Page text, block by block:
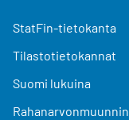
StatFin-tietokanta
Tilastotietokannat
Suomi lukuina
Rahanarvonmuunnin